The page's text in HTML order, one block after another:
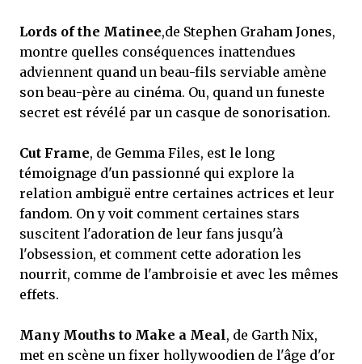
Lords of the Matinee,de Stephen Graham Jones,
montre quelles conséquences inattendues
adviennent quand un beau-fils serviable amène
son beau-père au cinéma. Ou, quand un funeste
secret est révélé par un casque de sonorisation.
Cut Frame, de Gemma Files, est le long
témoignage d'un passionné qui explore la
relation ambiguë entre certaines actrices et leur
fandom. On y voit comment certaines stars
suscitent l'adoration de leur fans jusqu'à
l'obsession, et comment cette adoration les
nourrit, comme de l'ambroisie et avec les mêmes
effets.
Many Mouths to Make a Meal, de Garth Nix,
met en scène un fixer hollywoodien de l'âge d'or